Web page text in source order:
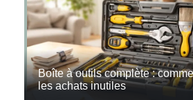
Boîte à outils complète :
les achats inutiles